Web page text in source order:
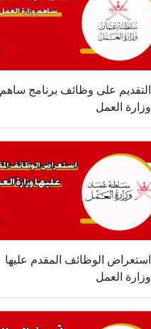
التقديم على وظائف برنامج ساهم
وزارة العمل
استعراض الوظائف المقدم عليها
وزارة العمل